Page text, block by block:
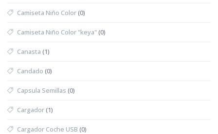
Camiseta Niño Color(0)
Camiseta Niño Color "keya"(0)
Canasta (1)
Candado (0)
Capsula Semillas (0)
Cargador(1)
Cargador Coche USB (0)